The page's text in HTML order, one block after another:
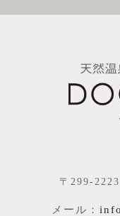
〒299-
メール：